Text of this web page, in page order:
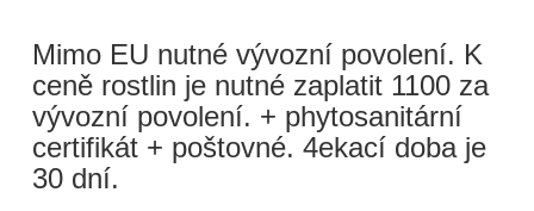
Mimo EU nutné vývozní povolení. K
ceně rostlin je nutné zaplatit 1100 za
vývozní povolení. + phytosanitární
certifikát + poštovné. 4ekací doba je
30 dní.